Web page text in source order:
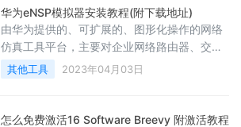
华为eNSP模拟器安装教程(附下载地址)
由华为提供的、可扩展的、图形化操作的网络
仿真工具平台，主要对企业网络路由器、交换
机进行软件仿真，完美呈现真实设备实景，支
持大型网络模拟，让广大用户有机会在没有真
其他工具 2023年04月03日
怎么免费激活16 Software Breevy 附激活教程